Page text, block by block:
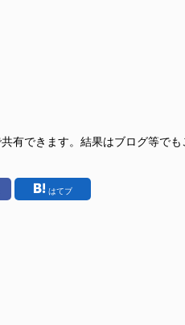
できます。結果はブログ等でも
はてブ